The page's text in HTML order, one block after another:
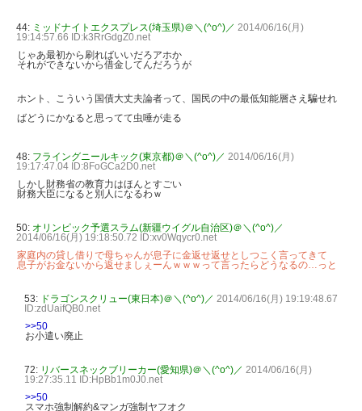
44: ミッドナイトエクスプレス(埼玉県)＠＼(^o^)／ 2014/06/16(月)
19:14:57.66 ID:k3RrGdgZ0.net
じゃあ最初から刷ればいいだろアホか
それができないから借金してんだろうが
ホント、こういう国債大丈夫論者って、国民の中の最低知能層さえ騙せれ
ばどうにかなると思ってて虫唾が走る
48: フライングニールキック(東京都)＠＼(^o^)／ 2014/06/16(月)
19:17:47.04 ID:8FoGCa2D0.net
しかし財務省の教育力はほんとすごい
財務大臣になると別人になるわｗ
50: オリンピック予選スラム(新疆ウイグル自治区)＠＼(^o^)／
2014/06/16(月) 19:18:50.72 ID:xv0Wqycr0.net
家庭内の貸し借りで母ちゃんが息子に金返せ返せとしつこく言ってきて
息子がお金ないから返せましぇーんｗｗｗって言ったらどうなるの…っと
53: ドラゴンスクリュー(東日本)＠＼(^o^)／ 2014/06/16(月) 19:19:48.67
ID:zdUaifQB0.net
>>50
お小遣い廃止
72: リバースネックブリーカー(愛知県)＠＼(^o^)／ 2014/06/16(月)
19:27:35.11 ID:HpBb1m0J0.net
>>50
スマホ強制解約&マンガ強制ヤフオク